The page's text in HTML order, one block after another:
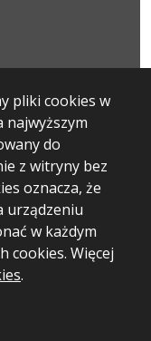
pliki cookies w
najwyższym
do
z witryny bez
oznacza, że
urządzeniu
w każdym
cookies. Więcej
.
10:56